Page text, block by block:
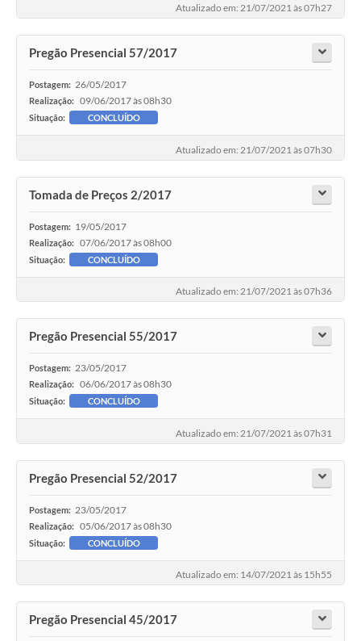
Atualizado em: 21/07/2021 às 07h27
Pregão Presencial 57/2017
Postagem: 26/05/2017
Realização: 09/06/2017 às 08h30
Situação: CONCLUÍDO
Atualizado em: 21/07/2021 às 07h30
Tomada de Preços 2/2017
Postagem: 19/05/2017
Realização: 07/06/2017 às 08h00
Situação: CONCLUÍDO
Atualizado em: 21/07/2021 às 07h36
Pregão Presencial 55/2017
Postagem: 23/05/2017
Realização: 06/06/2017 às 08h30
Situação: CONCLUÍDO
Atualizado em: 21/07/2021 às 07h31
Pregão Presencial 52/2017
Postagem: 23/05/2017
Realização: 05/06/2017 às 08h30
Situação: CONCLUÍDO
Atualizado em: 14/07/2021 às 15h55
Pregão Presencial 45/2017